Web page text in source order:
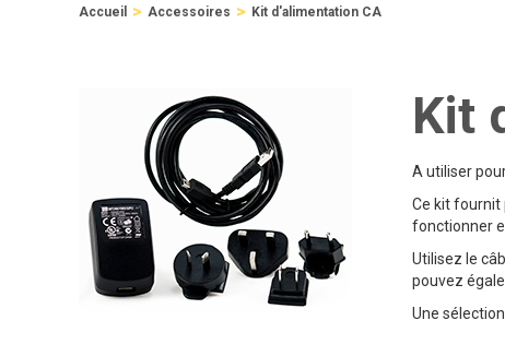
Accueil > Accessoires > Kit d'alimentation CA
Kit
A utiliser
Ce kit fournit
fonctionner
Utilisez le
pouvez
Une